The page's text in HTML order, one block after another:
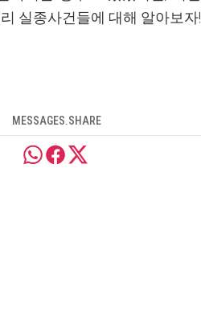
실종사건들에 대해 알아보자!
MESSAGES.SHARE